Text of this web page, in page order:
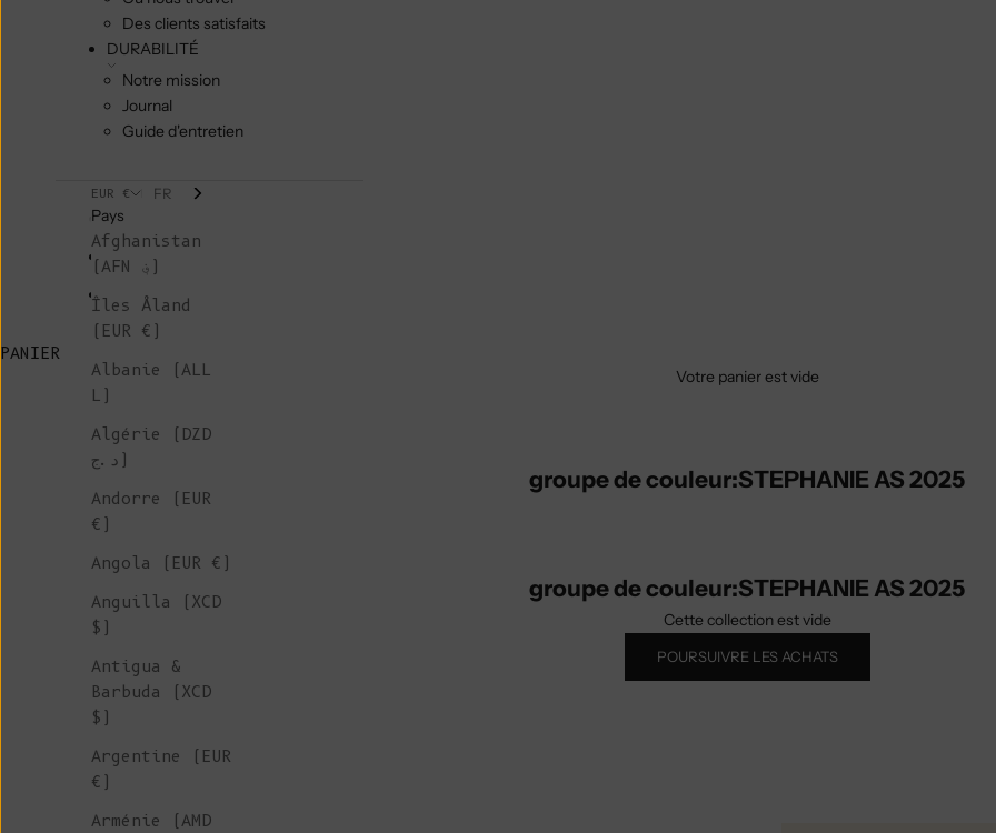
Des clients satisfaits
DURABILITÉ
Notre mission
Journal
Guide d'entretien
EUR €
Pays
Afghanistan
(AFN ؋)
Îles Åland
(EUR €)
Albanie (ALL
L)
Algérie (DZD
د.ج)
Andorre (EUR
€)
Angola (EUR €)
Anguilla (XCD
$)
Antigua &
Barbuda (XCD
$)
Argentine (EUR
€)
Arménie (AMD
FR
PANIER
Votre panier est vide
groupe de couleur:STEPHANIE AS 2025
groupe de couleur:STEPHANIE AS 2025
Cette collection est vide
POURSUIVRE LES ACHATS